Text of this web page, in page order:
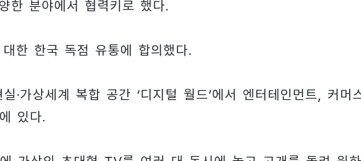
분야에서 협력키로 했다.
한 한국 독점 유통에 합의했다.
·가상세계 복합 공간 ‘디지털 월드’에서 엔터테인먼트, 커머
있다.